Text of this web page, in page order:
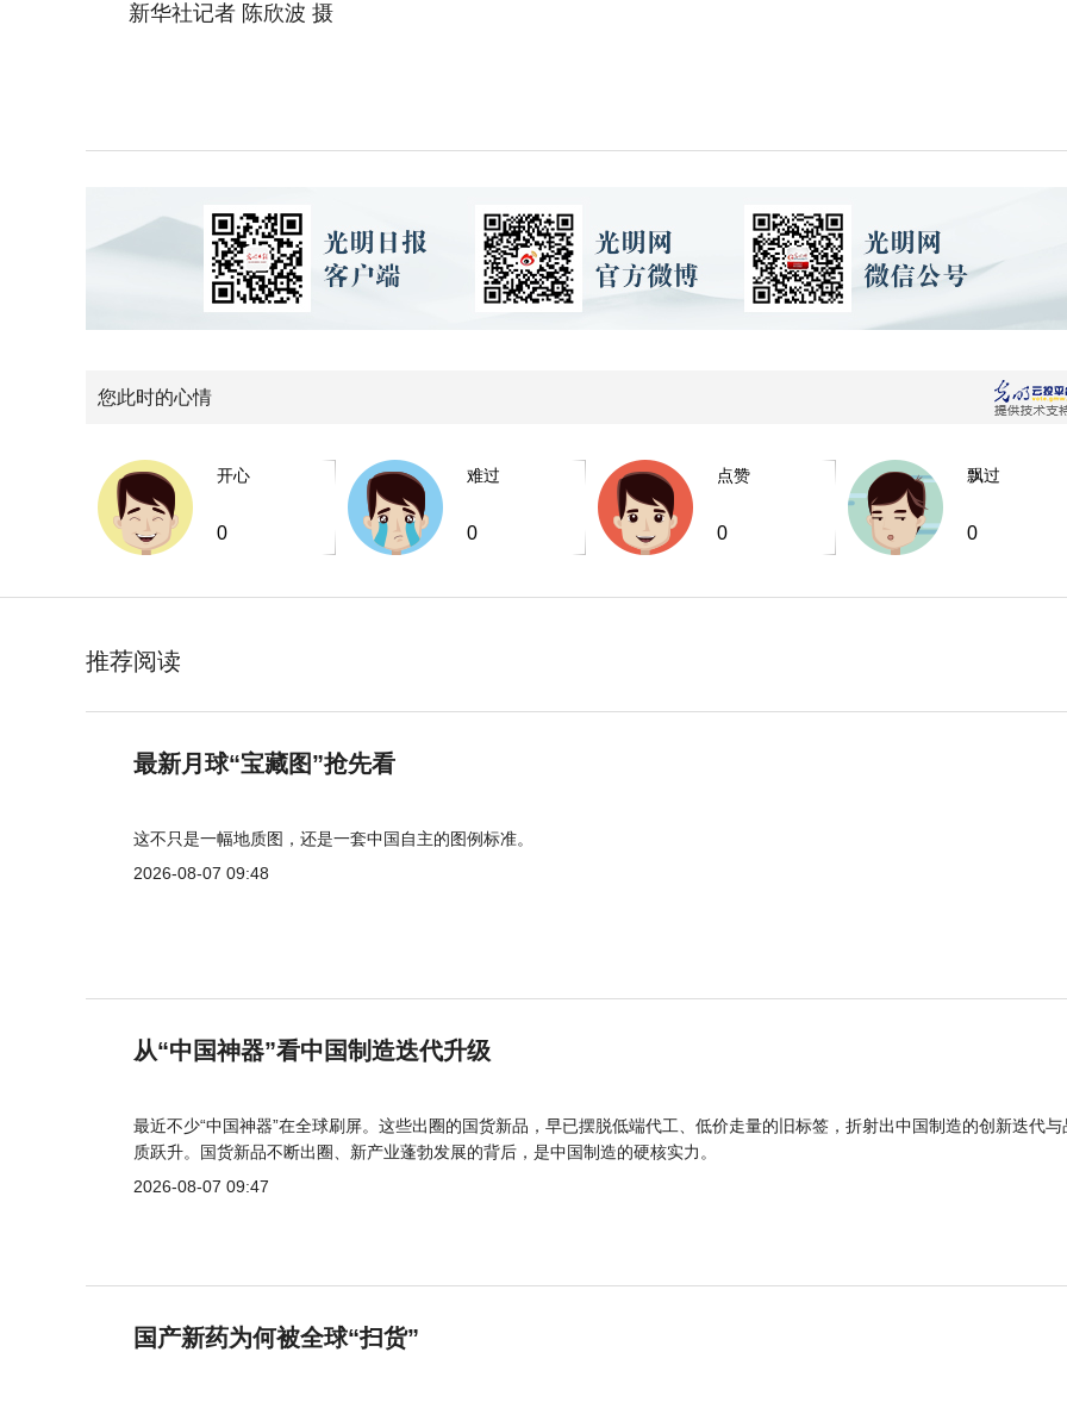
新华社记者 陈欣波 摄
您此时的心情
开心
0
难过
0
点赞
0
飘过
0
推荐阅读
最新月球“宝藏图”抢先看
这不只是一幅地质图，还是一套中国自主的图例标准。
2026-08-07 09:48
从“中国神器”看中国制造迭代升级
最近不少“中国神器”在全球刷屏。这些出圈的国货新品，早已摆脱低端代工、低价走量的旧标签，折射出中国制造的创新迭代与
质跃升。国货新品不断出圈、新产业蓬勃发展的背后，是中国制造的硬核实力。
2026-08-07 09:47
国产新药为何被全球“扫货”